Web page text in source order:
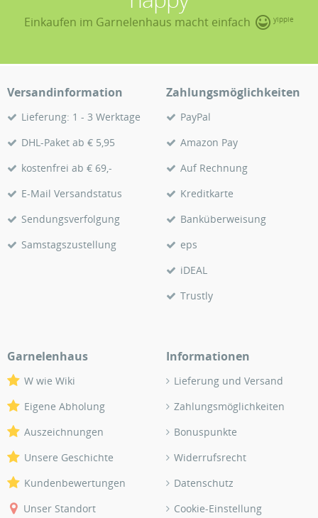
Einkaufen im Garnelenhaus macht einfach yippie
Versandinformation
Lieferung: 1 - 3 Werktage
DHL-Paket ab € 5,95
kostenfrei ab € 69,-
E-Mail Versandstatus
Sendungsverfolgung
Samstagszustellung
Zahlungsmöglichkeiten
PayPal
Amazon Pay
Auf Rechnung
Kreditkarte
Banküberweisung
eps
iDEAL
Trustly
Garnelenhaus
W wie Wiki
Eigene Abholung
Auszeichnungen
Unsere Geschichte
Kundenbewertungen
Unser Standort
Informationen
Lieferung und Versand
Zahlungsmöglichkeiten
Bonuspunkte
Widerrufsrecht
Datenschutz
Cookie-Einstellung